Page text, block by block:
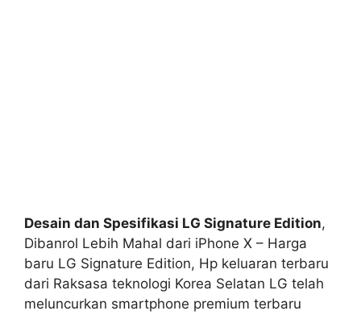
Desain dan Spesifikasi LG Signature Edition,
Dibanrol Lebih Mahal dari iPhone X – Harga
baru LG Signature Edition, Hp keluaran terbaru
dari Raksasa teknologi Korea Selatan LG telah
meluncurkan smartphone premium terbaru